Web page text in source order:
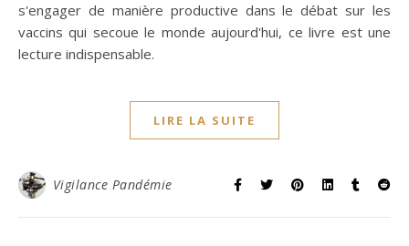
s'engager de manière productive dans le débat sur les
vaccins qui secoue le monde aujourd'hui, ce livre est une
lecture indispensable.
LIRE LA SUITE
Vigilance Pandémie